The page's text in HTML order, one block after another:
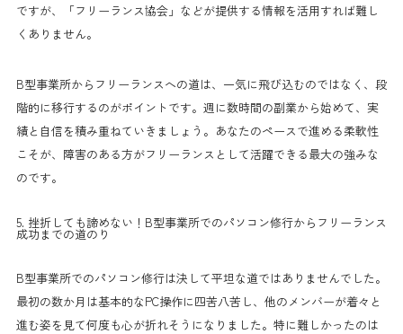
ですが、「フリーランス協会」などが提供する情報を活用すれば難し
くありません。
B型事業所からフリーランスへの道は、一気に飛び込むのではなく、段
階的に移行するのがポイントです。週に数時間の副業から始めて、実
績と自信を積み重ねていきましょう。あなたのペースで進める柔軟性
こそが、障害のある方がフリーランスとして活躍できる最大の強みな
のです。
5. 挫折しても諦めない！B型事業所でのパソコン修行からフリーランス
成功までの道のり
B型事業所でのパソコン修行は決して平坦な道ではありませんでした。
最初の数か月は基本的なPC操作に四苦八苦し、他のメンバーが着々と
進む姿を見て何度も心が折れそうになりました。特に難しかったのは